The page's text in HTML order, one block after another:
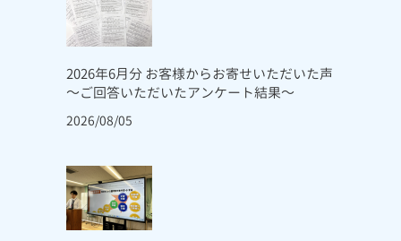
2026年6月分 お客様からお寄せいただいた声
～ご回答いただいたアンケート結果～
2026/08/05